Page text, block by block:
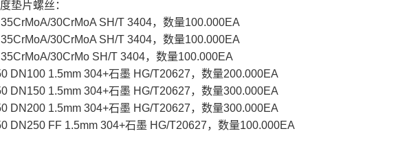
垫片螺丝：
30CrMoA SH/T 3404，数量100.000EA
30CrMoA SH/T 3404，数量100.000EA
30CrMo SH/T 3404，数量100.000EA
DN100 1.5mm 304+石墨 HG/T20627，数量200.000EA
DN150 1.5mm 304+石墨 HG/T20627，数量300.000EA
DN200 1.5mm 304+石墨 HG/T20627，数量300.000EA
DN250 FF 1.5mm 304+石墨 HG/T20627，数量100.000EA